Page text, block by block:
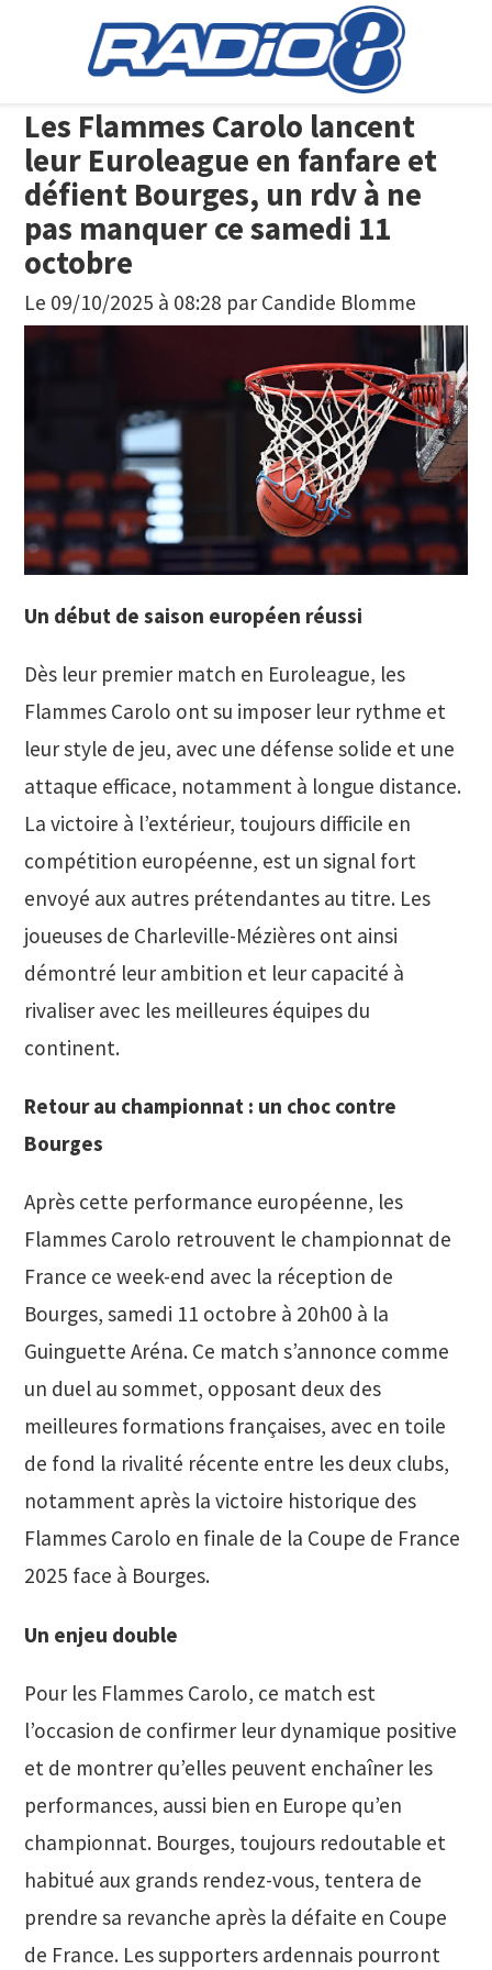
Les Flammes Carolo lancent
leur Euroleague en fanfare et
défient Bourges, un rdv à ne
pas manquer ce samedi 11
octobre
Le 09/10/2025 à 08:28 par Candide Blomme
Un début de saison européen réussi
Dès leur premier match en Euroleague, les
Flammes Carolo ont su imposer leur rythme et
leur style de jeu, avec une défense solide et une
attaque efficace, notamment à longue distance.
La victoire à l’extérieur, toujours difficile en
compétition européenne, est un signal fort
envoyé aux autres prétendantes au titre. Les
joueuses de Charleville-Mézières ont ainsi
démontré leur ambition et leur capacité à
rivaliser avec les meilleures équipes du
continent.
Retour au championnat : un choc contre
Bourges
Après cette performance européenne, les
Flammes Carolo retrouvent le championnat de
France ce week-end avec la réception de
Bourges, samedi 11 octobre à 20h00 à la
Guinguette Aréna. Ce match s’annonce comme
un duel au sommet, opposant deux des
meilleures formations françaises, avec en toile
de fond la rivalité récente entre les deux clubs,
notamment après la victoire historique des
Flammes Carolo en finale de la Coupe de France
2025 face à Bourges.
Un enjeu double
Pour les Flammes Carolo, ce match est
l’occasion de confirmer leur dynamique positive
et de montrer qu’elles peuvent enchaîner les
performances, aussi bien en Europe qu’en
championnat. Bourges, toujours redoutable et
habitué aux grands rendez-vous, tentera de
prendre sa revanche après la défaite en Coupe
de France. Les supporters ardennais pourront